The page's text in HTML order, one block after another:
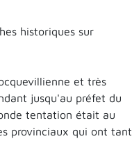
historiques sur
et très
jusqu'au préfet du
tentation était au
provinciaux qui ont tant